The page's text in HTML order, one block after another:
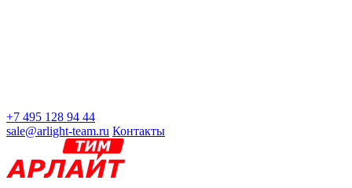
+7 495 128 94 44
sale@arlight-team.ru Контакты